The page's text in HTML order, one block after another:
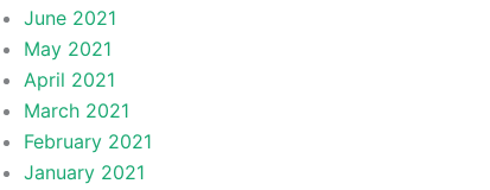
June 2021
May 2021
April 2021
March 2021
February 2021
January 2021